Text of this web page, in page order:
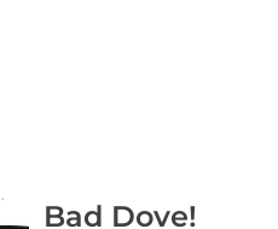
Bad Dove!